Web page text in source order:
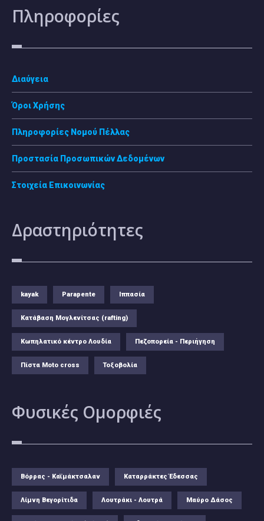
Πληροφορίες
Διαύγεια
Όροι Χρήσης
Πληροφορίες Νομού Πέλλας
Προστασία Προσωπικών Δεδομένων
Στοιχεία Επικοινωνίας
Δραστηριότητες
kayak Parapente Ιππασία
Κατάβαση Μογλενίτσας (rafting)
Κωπηλατικό κέντρο Λουδία Πεζοπορεία - Περιήγηση
Πίστα Moto cross Τοξοβολία
Φυσικές Ομορφιές
Βόρρας - Καϊμάκτσαλαν Καταρράκτες Έδεσσας
Λίμνη Βεγορίτιδα Λουτράκι - Λουτρά Μαύρο Δάσος